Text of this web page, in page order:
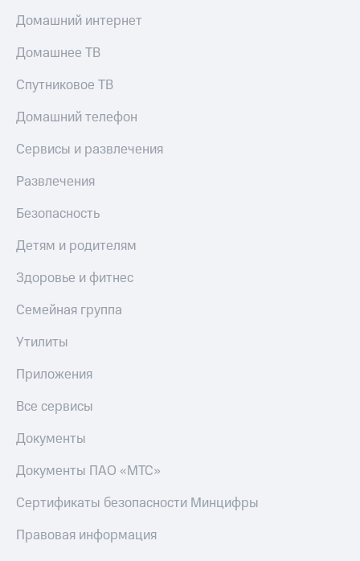
Домашний интернет
Домашнее ТВ
Спутниковое ТВ
Домашний телефон
Сервисы и развлечения
Развлечения
Безопасность
Детям и родителям
Здоровье и фитнес
Семейная группа
Утилиты
Приложения
Все сервисы
Документы
Документы ПАО «МТС»
Сертификаты безопасности Минцифры
Правовая информация